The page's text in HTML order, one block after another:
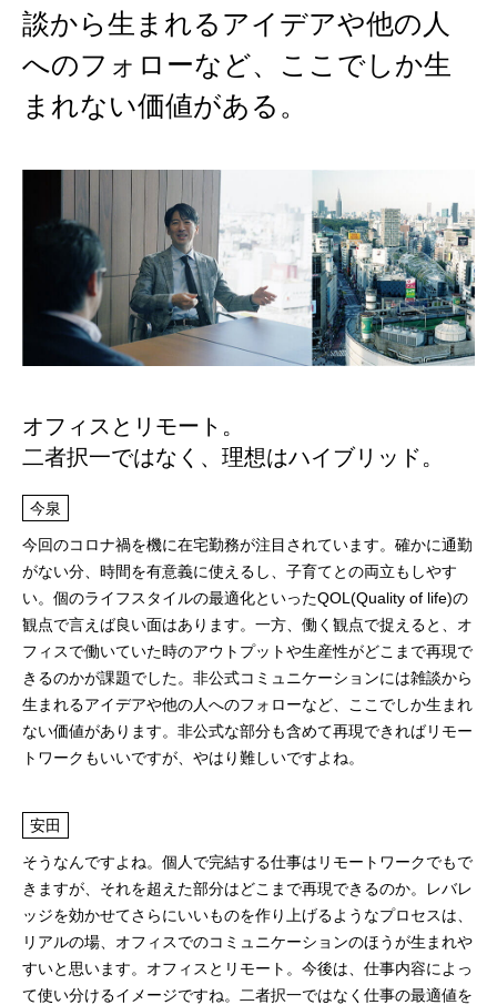
談から生 ま れる アイ デアや他の 人
へのフ ォ ロ ーな ど、 こ こ でし か生
ま れない価値があ る 。
オフィスとリモート。
二者択一ではなく、理想はハイブリッド。
今泉
今回のコロナ禍を機に在宅勤務が注目されています。確かに通勤
がない分、時間を有意義に使えるし、子育てとの両立もしやす
い。個のライフスタイルの最適化といったQOL(Quality of life)の
観点で言えば良い面はあります。一方、働く観点で捉えると、オ
フィスで働いていた時のアウトプットや生産性がどこまで再現で
きるのかが課題でした。非公式コミュニケーションには雑談から
生まれるアイデアや他の人へのフォローなど、ここでしか生まれ
ない価値があります。非公式な部分も含めて再現できればリモー
トワークもいいですが、やはり難しいですよね。
安田
そうなんですよね。個人で完結する仕事はリモートワークでもで
きますが、それを超えた部分はどこまで再現できるのか。レバレ
ッジを効かせてさらにいいものを作り上げるようなプロセスは、
リアルの場、オフィスでのコミュニケーションのほうが生まれや
すいと思います。オフィスとリモート。今後は、仕事内容によっ
て使い分けるイメージですね。二者択一ではなく仕事の最適値を